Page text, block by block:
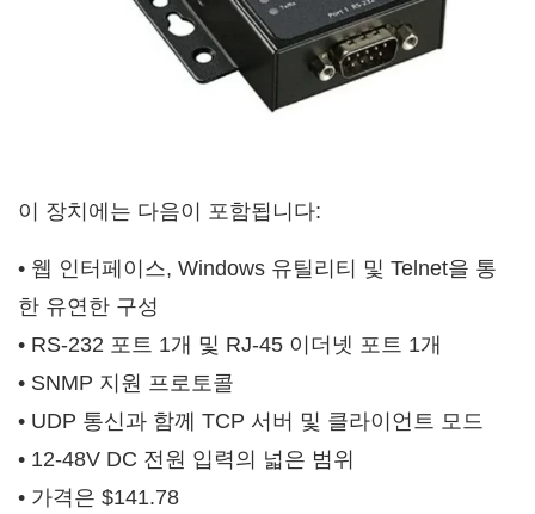
이 장치에는 다음이 포함됩니다:
• 웹 인터페이스, Windows 유틸리티 및 Telnet을 통
한 유연한 구성
• RS-232 포트 1개 및 RJ-45 이더넷 포트 1개
• SNMP 지원 프로토콜
• UDP 통신과 함께 TCP 서버 및 클라이언트 모드
• 12-48V DC 전원 입력의 넓은 범위
• 가격은 $141.78